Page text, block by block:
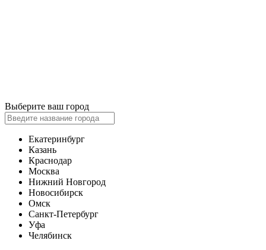
Выберите ваш город
Екатеринбург
Казань
Краснодар
Москва
Нижний Новгород
Новосибирск
Омск
Санкт-Петербург
Уфа
Челябинск